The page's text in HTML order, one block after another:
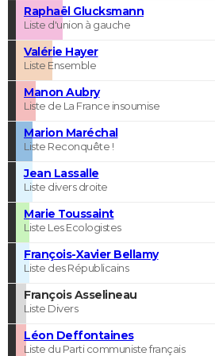
Raphaël Glucksmann
Liste d'union à gauche
Valérie Hayer
Liste Ensemble
Manon Aubry
Liste de La France insoumise
Marion Maréchal
Liste Reconquête !
Jean Lassalle
Liste divers droite
Marie Toussaint
Liste Les Ecologistes
François-Xavier Bellamy
Liste des Républicains
François Asselineau
Liste Divers
Léon Deffontaines
Liste du Parti communiste français